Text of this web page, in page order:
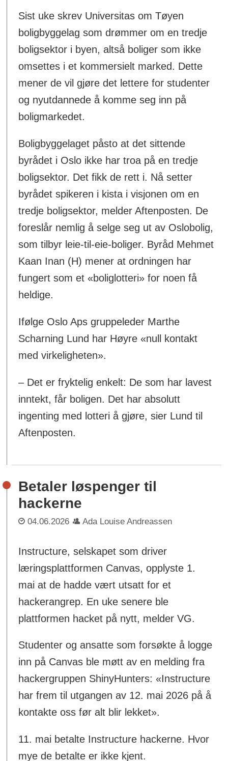
Sist uke skrev Universitas om Tøyen
boligbyggelag som drømmer om en tredje
boligsektor i byen, altså boliger som ikke
omsettes i et kommersielt marked. Dette
mener de vil gjøre det lettere for studenter
og nyutdannede å komme seg inn på
boligmarkedet.
Boligbyggelaget påsto at det sittende
byrådet i Oslo ikke har troa på en tredje
boligsektor. Det fikk de rett i. Nå setter
byrådet spikeren i kista i visjonen om en
tredje boligsektor, melder Aftenposten. De
foreslår nemlig å selge seg ut av Oslobolig,
som tilbyr leie-til-eie-boliger. Byråd Mehmet
Kaan Inan (H) mener at ordningen har
fungert som et «boliglotteri» for noen få
heldige.
Ifølge Oslo Aps gruppeleder Marthe
Scharning Lund har Høyre «null kontakt
med virkeligheten».
– Det er fryktelig enkelt: De som har lavest
inntekt, får boligen. Det har absolutt
ingenting med lotteri å gjøre, sier Lund til
Aftenposten.
Betaler løspenger til
hackerne
04.06.2026 Ada Louise Andreassen
Instructure, selskapet som driver
læringsplattformen Canvas, opplyste 1.
mai at de hadde vært utsatt for et
hackerangrep. En uke senere ble
plattformen hacket på nytt, melder VG.
Studenter og ansatte som forsøkte å logge
inn på Canvas ble møtt av en melding fra
hackergruppen ShinyHunters: «Instructure
har frem til utgangen av 12. mai 2026 på å
kontakte oss før alt blir lekket».
11. mai betalte Instructure hackerne. Hvor
mye de betalte er ikke kjent.